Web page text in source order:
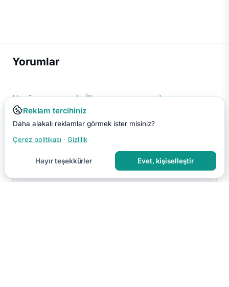
Yorumlar
Henüz yorum yok. İlk yorumu sen yap!
Reklam tercihiniz
Daha alakalı reklamlar görmek ister misiniz?
Çerez politikası · Gizlilik
Hayır teşekkürler Evet, kişiselleştir